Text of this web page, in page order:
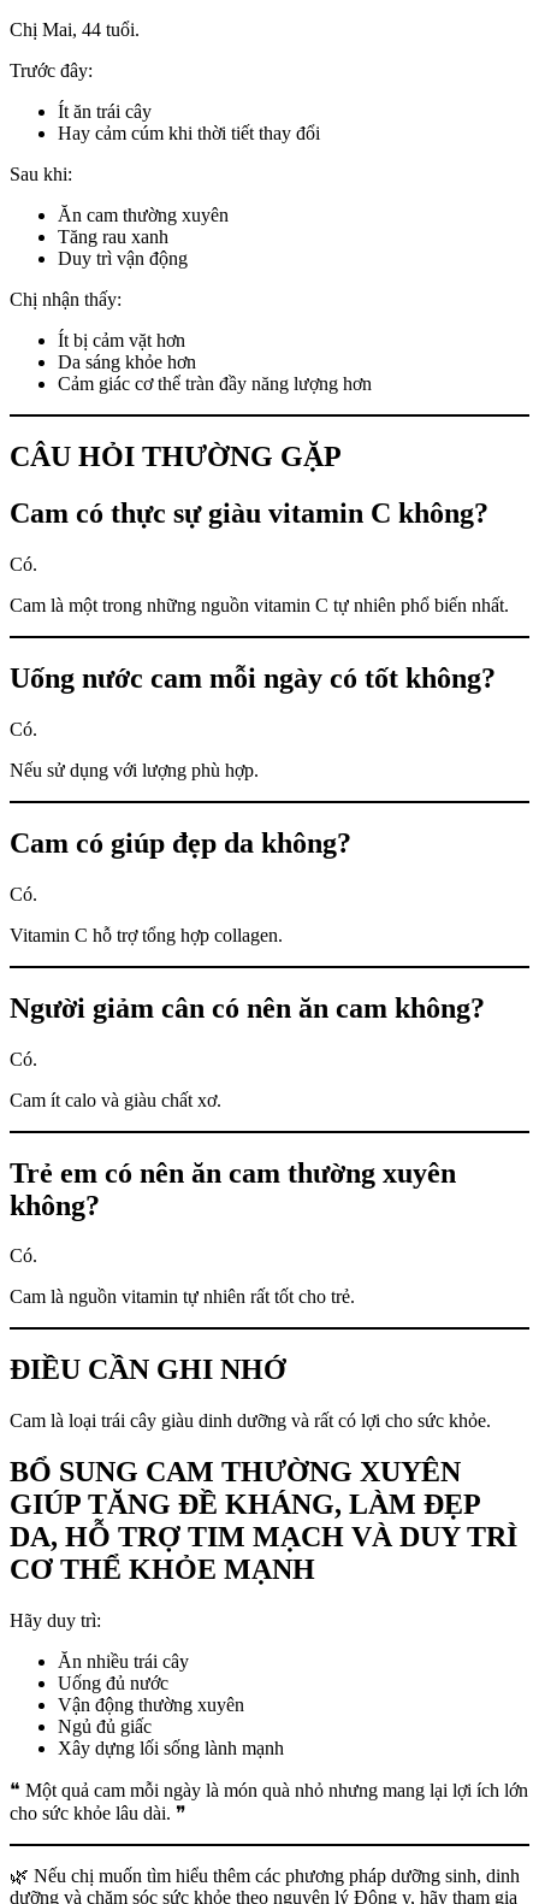
Chị Mai, 44 tuổi.
Trước đây:
Ít ăn trái cây
Hay cảm cúm khi thời tiết thay đổi
Sau khi:
Ăn cam thường xuyên
Tăng rau xanh
Duy trì vận động
Chị nhận thấy:
Ít bị cảm vặt hơn
Da sáng khỏe hơn
Cảm giác cơ thể tràn đầy năng lượng hơn
CÂU HỎI THƯỜNG GẶP
Cam có thực sự giàu vitamin C không?
Có.
Cam là một trong những nguồn vitamin C tự nhiên phổ biến nhất.
Uống nước cam mỗi ngày có tốt không?
Có.
Nếu sử dụng với lượng phù hợp.
Cam có giúp đẹp da không?
Có.
Vitamin C hỗ trợ tổng hợp collagen.
Người giảm cân có nên ăn cam không?
Có.
Cam ít calo và giàu chất xơ.
Trẻ em có nên ăn cam thường xuyên
không?
Có.
Cam là nguồn vitamin tự nhiên rất tốt cho trẻ.
ĐIỀU CẦN GHI NHỚ
Cam là loại trái cây giàu dinh dưỡng và rất có lợi cho sức khỏe.
BỔ SUNG CAM THƯỜNG XUYÊN
GIÚP TĂNG ĐỀ KHÁNG, LÀM ĐẸP
DA, HỖ TRỢ TIM MẠCH VÀ DUY TRÌ
CƠ THỂ KHỎE MẠNH
Hãy duy trì:
Ăn nhiều trái cây
Uống đủ nước
Vận động thường xuyên
Ngủ đủ giấc
Xây dựng lối sống lành mạnh
❝ Một quả cam mỗi ngày là món quà nhỏ nhưng mang lại lợi ích lớn
cho sức khỏe lâu dài. ❞
🌿 Nếu chị muốn tìm hiểu thêm các phương pháp dưỡng sinh, dinh
dưỡng và chăm sóc sức khỏe theo nguyên lý Đông y, hãy tham gia